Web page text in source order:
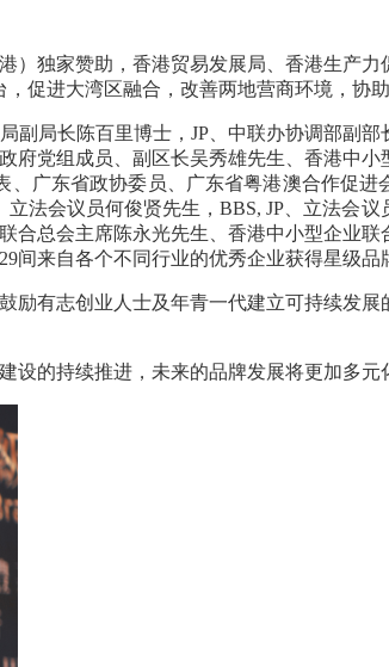
）独家赞助，香港贸易发展局、香港生产力
促进大湾区融合，改善两地营商环境，协助
副局长陈百里博士， JP、中联办协调部副部
党组成员、副区长吴秀雄先生、香港中小
、广东省政协委员、广东省粤港澳合作促
立法会议员何俊贤先生，BBS, JP 、立法会
总会主席陈永光先生、香港中小型企业
29间来自各个不同行业的优秀企业获得星级品
有志创业人士及年青一代建立可持续发展
的持续推进，未来的品牌发展将更加多元